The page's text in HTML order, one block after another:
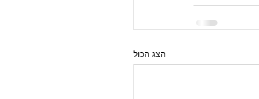
הצג הכול